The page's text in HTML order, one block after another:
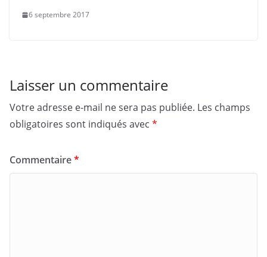
6 septembre 2017
Laisser un commentaire
Votre adresse e-mail ne sera pas publiée. Les champs
obligatoires sont indiqués avec *
Commentaire*